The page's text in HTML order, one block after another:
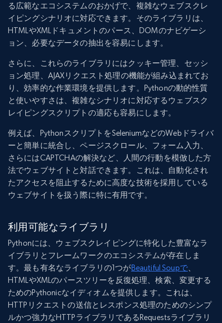
る広範なエコシステムのおかげで、複雑なウェブスクレ
イピングシナリオに対応できます。そのライブラリは、
HTMLやXMLドキュメントのパース、DOMのナビゲーシ
ョン、必要なデータの抽出を容易にします。
さらに、これらのライブラリにはクッキー管理、セッシ
ョン処理、AJAXリクエスト処理の機能が組み込まれてお
り、効率的な作業環境を提供します。Pythonの動的性質
と使いやすさは、複雑なシナリオに対応するウェブスク
レイピングスクリプトの適応も容易にします。
例えば、PythonスクリプトをSeleniumなどのWebドライバ
ーと簡単に統合し、ページスクロール、フォーム入力、
さらにはCAPTCHAの解決など、人間の行動を模倣した方
法でウェブサイトと対話できます。これは、自動化され
たアクセスを阻止するために高度な技術を採用している
ウェブサイトを扱う際に特に有用です。
利用可能なライブラリ
Pythonには、ウェブスクレイピングに特化した豊富なラ
イブラリとフレームワークのエコシステムが存在しま
す。最も有名なライブラリの1つがBeautiful Soupで、
HTMLやXMLのパースツリーを反復処理、検索、変更する
ためのPythonicなイディオムを提供します。これは、
HTTPリクエストの送信とレスポンス処理のためのシンプ
ルかつ強力なHTTPライブラリであるRequestsライブラリ